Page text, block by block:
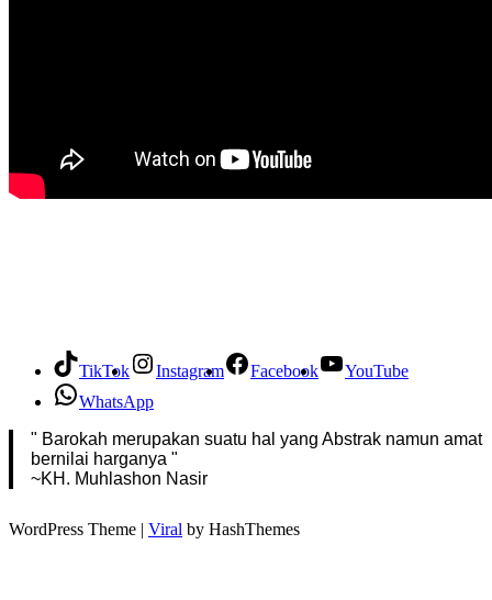
TikTok Instagram Facebook
YouTube
WhatsApp
" Barokah merupakan suatu hal yang Abstrak namun amat
bernilai harganya "
~KH. Muhlashon Nasir
WordPress Theme | Viral by HashThemes